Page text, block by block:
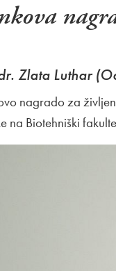
Zlata Luthar
nagrado za
na Biotehniški